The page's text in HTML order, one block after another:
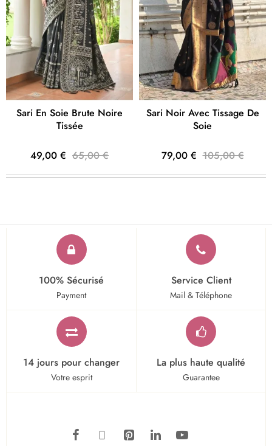
Sari En Soie Brute Noire
Tissée
49,00 € 65,00 €
Sari Noir Avec Tissage De
Soie
79,00 € 105,00 €
100% Sécurisé
Payment
Service Client
Mail & Téléphone
14 jours pour changer
Votre esprit
La plus haute qualité
Guarantee